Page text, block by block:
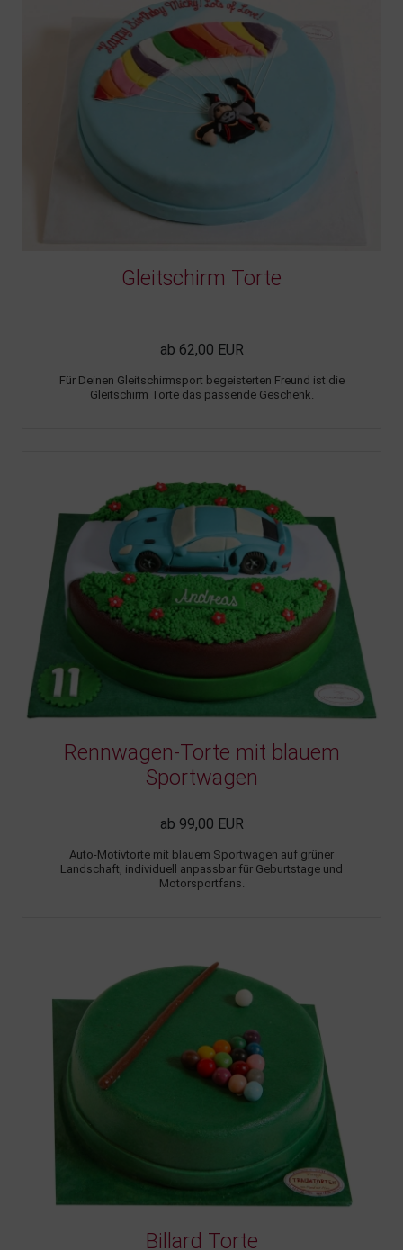
Gleitschirm Torte
ab 62,00 EUR
Für Deinen Gleitschirmsport begeisterten Freund ist die
Gleitschirm Torte das passende Geschenk.
Rennwagen-Torte mit blauem
Sportwagen
ab 99,00 EUR
Auto-Motivtorte mit blauem Sportwagen auf grüner
Landschaft, individuell anpassbar für Geburtstage und
Motorsportfans.
Billard Torte